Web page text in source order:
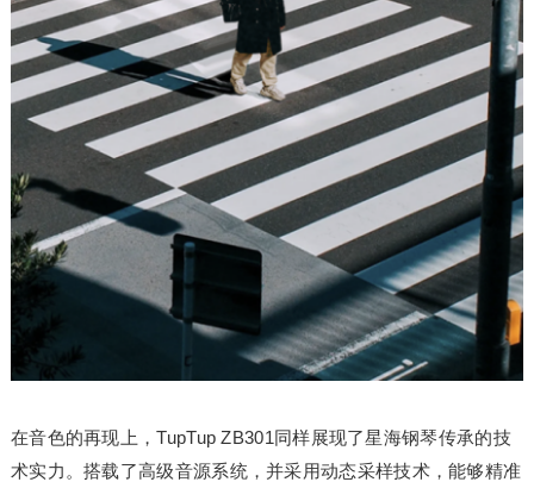
在音色的再现上，TupTup ZB301同样展现了星海钢琴传承的技
术实力。搭载了高级音源系统，并采用动态采样技术，能够精准